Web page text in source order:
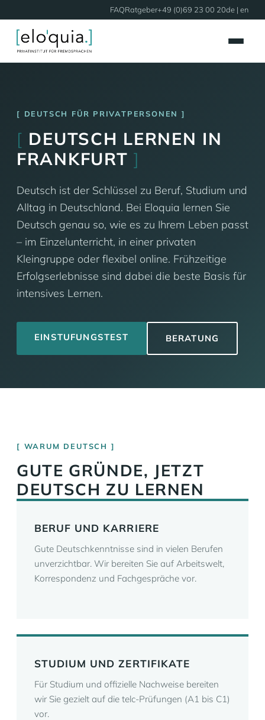
FAQRatgeber+49 (0)69 23 00 20de | en
DEUTSCH FÜR PRIVATPERSONEN
[ DEUTSCH LERNEN IN
FRANKFURT]
Deutsch ist der Schlüssel zu Beruf, Studium und
Alltag in Deutschland. Bei Eloquia lernen Sie
Deutsch genau so, wie es zu Ihrem Leben passt
– im Einzelunterricht, in einer privaten
Kleingruppe oder flexibel online. Frühzeitige
Erfolgserlebnisse sind dabei die beste Basis für
intensives Lernen.
EINSTUFUNGSTEST BERATUNG
WARUM DEUTSCH
GUTE GRÜNDE, JETZT
DEUTSCH ZU LERNEN
BERUF UND KARRIERE
Gute Deutschkenntnisse sind in vielen Berufen
unverzichtbar. Wir bereiten Sie auf Arbeitswelt,
Korrespondenz und Fachgespräche vor.
STUDIUM UND ZERTIFIKATE
Für Studium und offizielle Nachweise bereiten
wir Sie gezielt auf die telc-Prüfungen (A1 bis C1)
vor.